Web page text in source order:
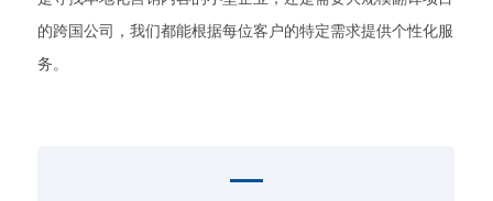
的跨国公司，我们都能根据每位客户的特定需求提供个性化服
务。